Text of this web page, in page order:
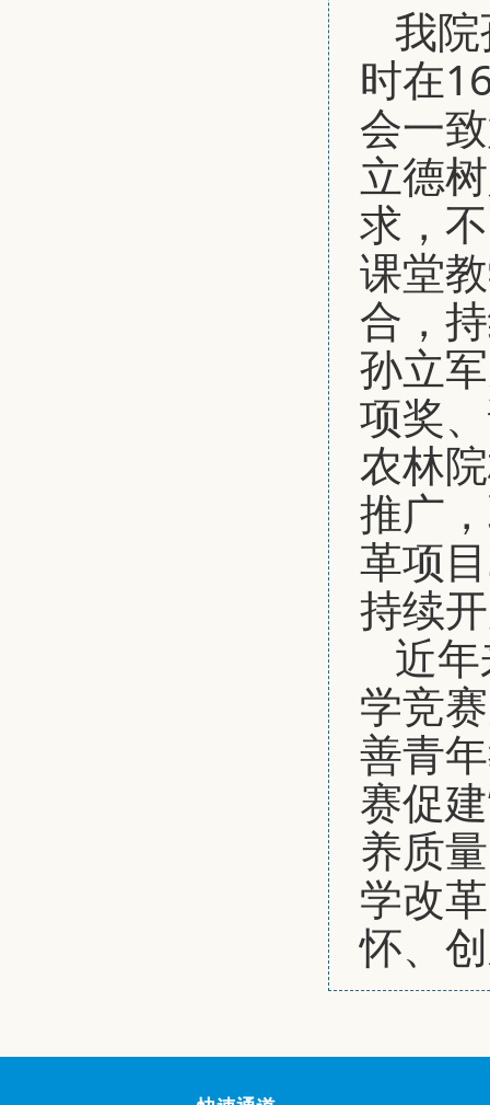
我
时在
会一
立德
求，
课堂
合，
孙立
项奖
农林
推广
革项
持续
近
学竞
善青
赛促
养质
学改
怀、